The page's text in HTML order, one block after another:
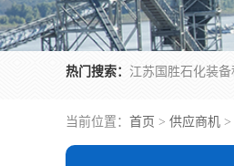
热门搜索：
当前位置： 首页 > 供应商机 >